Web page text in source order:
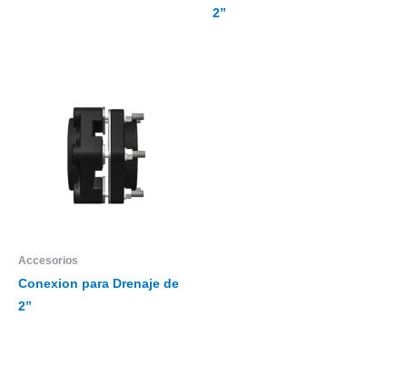
2”
Accesorios
Conexion para Drenaje de
2”